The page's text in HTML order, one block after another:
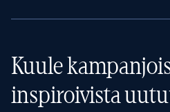
Kuule
inspiroivista